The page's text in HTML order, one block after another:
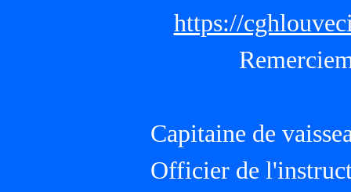
https://
Capitaine de
Officier de